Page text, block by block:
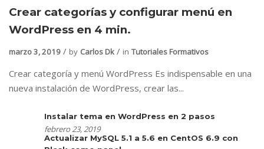
Crear categorías y configurar menú en
WordPress en 4 min.
marzo 3, 2019 by Carlos Dk in Tutoriales Formativos
Crear categoría y menú WordPress Es indispensable en una
nueva instalación de WordPress, crear las...
Instalar tema en WordPress en 2 pasos
febrero 23, 2019
Actualizar MySQL 5.1 a 5.6 en CentOS 6.9 con